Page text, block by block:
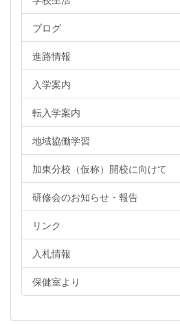
ブログ
進路情報
入学案内
転入学案内
地域協働学習
加東分校（仮称）開校に向けて
研修会のお知らせ・報告
リンク
入札情報
保健室より